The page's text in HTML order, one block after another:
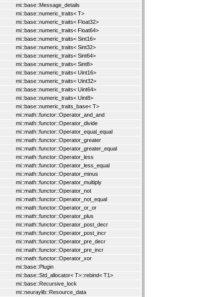
mi::base::Message_details
mi::base::numeric_traits< T>
mi::base::numeric_traits< Float32>
mi::base::numeric_traits< Float64>
mi::base::numeric_traits< Sint16>
mi::base::numeric_traits< Sint32>
mi::base::numeric_traits< Sint64>
mi::base::numeric_traits< Sint8>
mi::base::numeric_traits< Uint16>
mi::base::numeric_traits< Uint32>
mi::base::numeric_traits< Uint64>
mi::base::numeric_traits< Uint8>
mi::base::numeric_traits_base< T>
mi::math::functor::Operator_and_and
mi::math::functor::Operator_divide
mi::math::functor::Operator_equal_equal
mi::math::functor::Operator_greater
mi::math::functor::Operator_greater_equal
mi::math::functor::Operator_less
mi::math::functor::Operator_less_equal
mi::math::functor::Operator_minus
mi::math::functor::Operator_multiply
mi::math::functor::Operator_not
mi::math::functor::Operator_not_equal
mi::math::functor::Operator_or_or
mi::math::functor::Operator_plus
mi::math::functor::Operator_post_decr
mi::math::functor::Operator_post_incr
mi::math::functor::Operator_pre_decr
mi::math::functor::Operator_pre_incr
mi::math::functor::Operator_xor
mi::base::Plugin
mi::base::Std_allocator< T>::rebind< T1>
mi::base::Recursive_lock
mi::neuraylib::Resource_data